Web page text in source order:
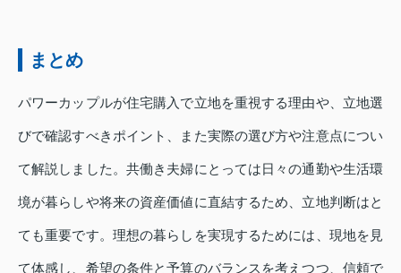
まとめ
パワーカップルが住宅購入で立地を重視する理由や、立地選
びで確認すべきポイント、また実際の選び方や注意点につい
て解説しました。共働き夫婦にとっては日々の通勤や生活環
境が暮らしや将来の資産価値に直結するため、立地判断はと
ても重要です。理想の暮らしを実現するためには、現地を見
て体感し、希望の条件と予算のバランスを考えつつ、信頼で